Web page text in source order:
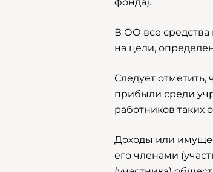
В ОО все
на цели,
Следует
прибыли среди
работников таких
Доходы или
его членами